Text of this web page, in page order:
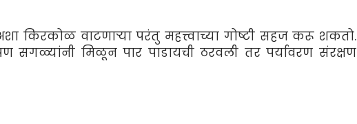
किरकोळ वाटणार्‍या परंतु महत्त्वाच्या गोष्टी सहज करू शकतो.
सगळ्यांनी मिळून पार पाडायची ठरवली तर पर्यावरण संरक्षण